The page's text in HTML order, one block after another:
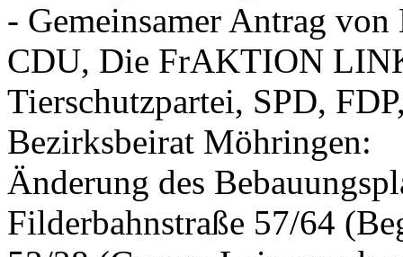
- Gemeinsamer Antrag
CDU, Die FrAKTION
Tierschutzpartei, SPD,
Bezirksbeirat Möhringen:
Änderung des
Filderbahnstraße 57/64